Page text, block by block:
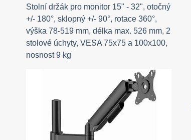
Stolní držák pro monitor 15" - 32", otočný
+/- 180°, sklopný +/- 90°, rotace 360°,
výška 78-519 mm, délka max. 526 mm, 2
stolové úchyty, VESA 75x75 a 100x100,
nosnost 9 kg